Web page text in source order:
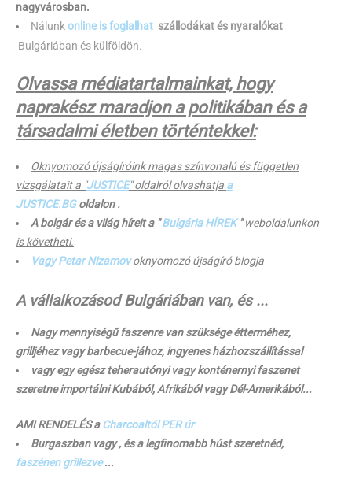
nagyvárosban.
Nálunkonline is foglalhat szállodákat és nyaralókat
Bulgáriában és külföldön.
Olvassa médiatartalmainkat, hogy
naprakész maradjon a politikában és a
társadalmi életben történtekkel:
Oknyomozó újságíróink magas színvonalú és független
vizsgálatait a "JUSTICE" oldalról olvashatja a
JUSTICE.BGoldalon .
A bolgár és a világ híreit a "Bulgária HÍREK"weboldalunkon
is követheti.
Vagy Petar Nizamovoknyomozó újságíró blogja
A vállalkozásod Bulgáriában van, és ...
Nagy mennyiségű faszenre van szüksége étterméhez,
grilljéhez vagy barbecue-jához, ingyenes házhozszállítással
vagy egy egész teherautónyi vagy konténernyi faszenet
szeretne importálni Kubából, Afrikából vagy Dél-Amerikából...
AMI RENDELÉS a Charcoaltól PER úr
Burgaszban vagy , és a legfinomabb húst szeretnéd,
faszénengrillezve...